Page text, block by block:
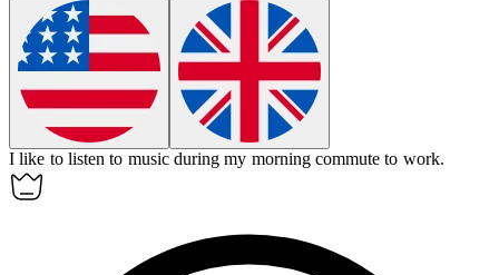
I like to listen to music during my morning commute to work.